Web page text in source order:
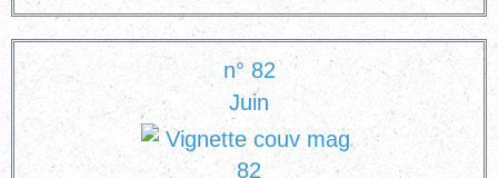
n° 82
Juin